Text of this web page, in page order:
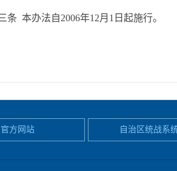
条 本办法自2006年12月1日起施行。
方网站 自治区统战系